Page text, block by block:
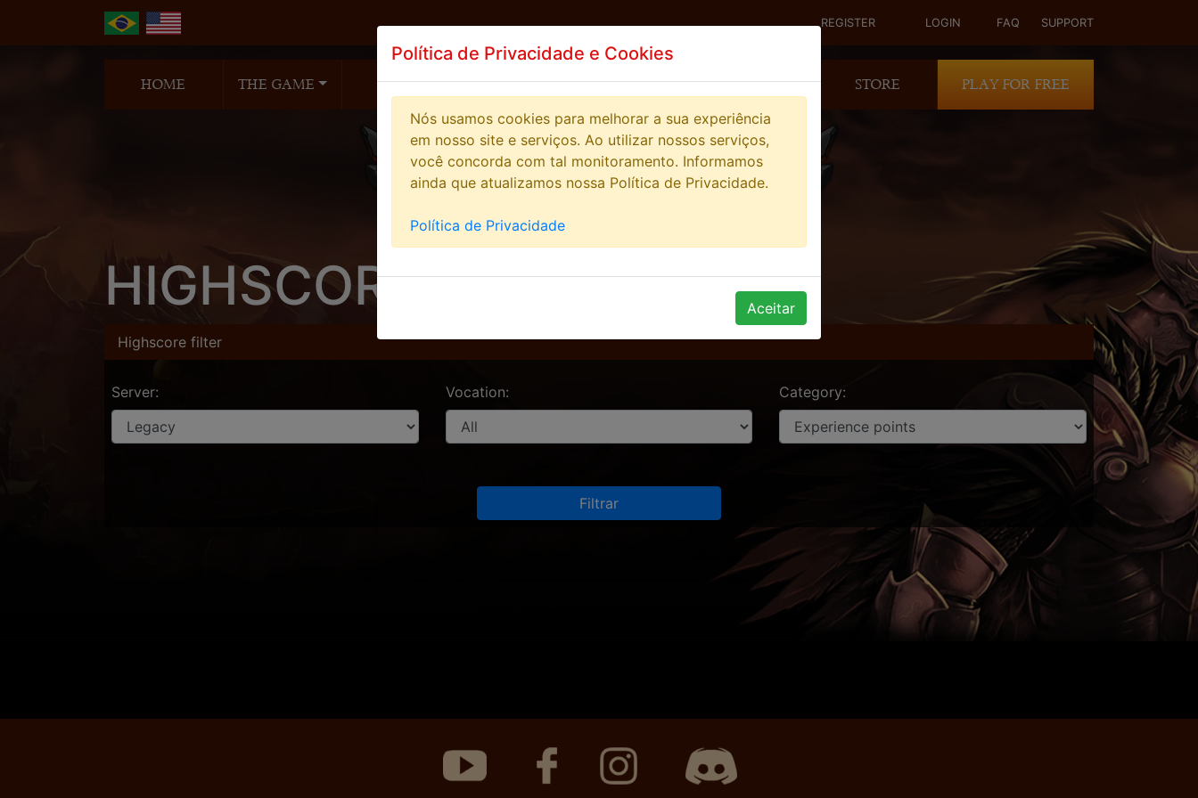
REGISTER LOGIN FAQ SUPPORT
HOME THE GAME NEWS HIGHSCORE STREAMERS COMUNITY STORE PLAY FOR FREE
HIGHSCORE
Highscore filter
Server: Vocation: Category:
Política de Privacidade e Cookies
Nós usamos cookies para melhorar a sua experiência
em nosso site e serviços. Ao utilizar nossos serviços,
você concorda com tal monitoramento. Informamos
ainda que atualizamos nossa Política de Privacidade.
Política de Privacidade
Aceitar